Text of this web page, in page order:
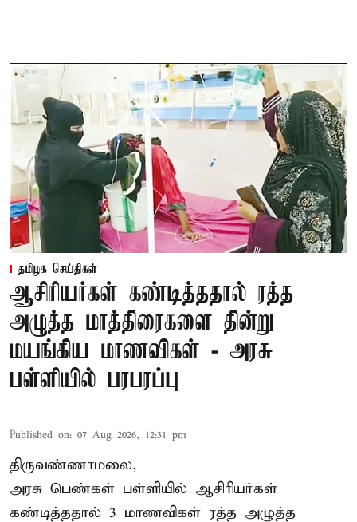
தமிழக செய்திகள்
ஆசிரியர்கள் கண்டித்ததால் ரத்த
அழுத்த மாத்திரைகளை தின்று
மயங்கிய மாணவிகள் - அரசு
பள்ளியில் பரபரப்பு
Published on: 07 Aug 2026, 12:31 pm
திருவண்ணாமலை,
அரசு பெண்கள் பள்ளியில் ஆசிரியர்கள்
கண்டித்ததால் 3 மாணவிகள் ரத்த அழுத்த